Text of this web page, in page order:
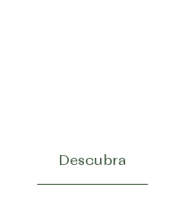
Descubra